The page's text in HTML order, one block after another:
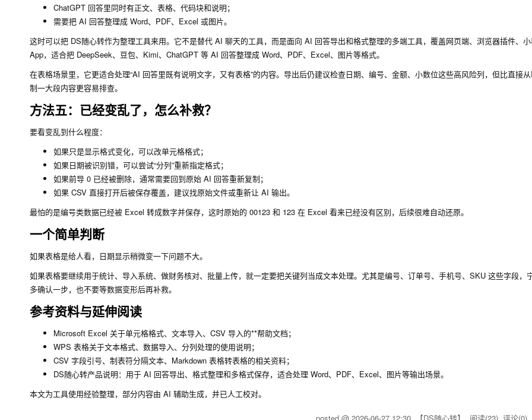
ChatGPT 回答里同时有正文、表格、代码块和说明；
需要把 AI 回答整理成 Word、PDF、Excel 或图片。
这时可以把 DS随心转作为整理工具来用。它不是替代 AI 聊天的工具，而是面向 AI 回答导出和格式整理的多端工具，覆盖网页端、浏览器插件、
App，适合把 DeepSeek、豆包、Kimi、ChatGPT 等 AI 回答整理成 Word、PDF、Excel、图片等格式。
在表格场景里，它更适合处理“AI 回答里既有说明文字，又有表格”的内容。导出后仍建议检查日期、编号、金额、小数位这些高风险列，但比直接
制一大段内容更容易排查。
方法五：已经变乱了，怎么补救？
要看变乱到什么程度：
如果只是显示格式变化，可以改单元格格式；
如果日期被识别错，可以尝试“分列”重新指定格式；
如果前导 0 已经被删除，通常需要回到原始 AI 回答重新复制；
如果 CSV 直接打开后被保存覆盖，建议找原始文件或重新让 AI 输出。
最怕的是编号类数据已经被 Excel 转成数字并保存，这时原始的 00123 和 123 在 Excel 看来已经没有区别，后续很难自动还原。
一个简单判断
如果表格是给人看，日期显示稍微变一下问题不大。
如果表格要继续用于统计、导入系统、做财务核对、批量上传，就一定要把关键列当成文本处理。尤其是编号、订单号、手机号、SKU 这些字段，
多确认一步，也不要等数据变形后再补救。
参考资料与延伸阅读
Microsoft Excel 关于单元格格式、文本导入、CSV 导入的**帮助文档；
WPS 表格关于文本格式、数据导入、分列处理的使用说明；
CSV 字段引号、制表符分隔文本、Markdown 表格转表格的相关资料；
DS随心转产品说明：用于 AI 回答导出、格式整理和多格式保存，适合处理 Word、PDF、Excel、图片等输出场景。
本文为工具使用经验整理，部分内容由 AI 辅助生成，并已人工校对。